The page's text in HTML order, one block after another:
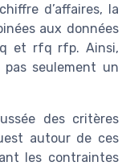
d’affaires, la
aux données
et rfq rfp. Ainsi,
seulement un
des critères
autour de ces
les contraintes